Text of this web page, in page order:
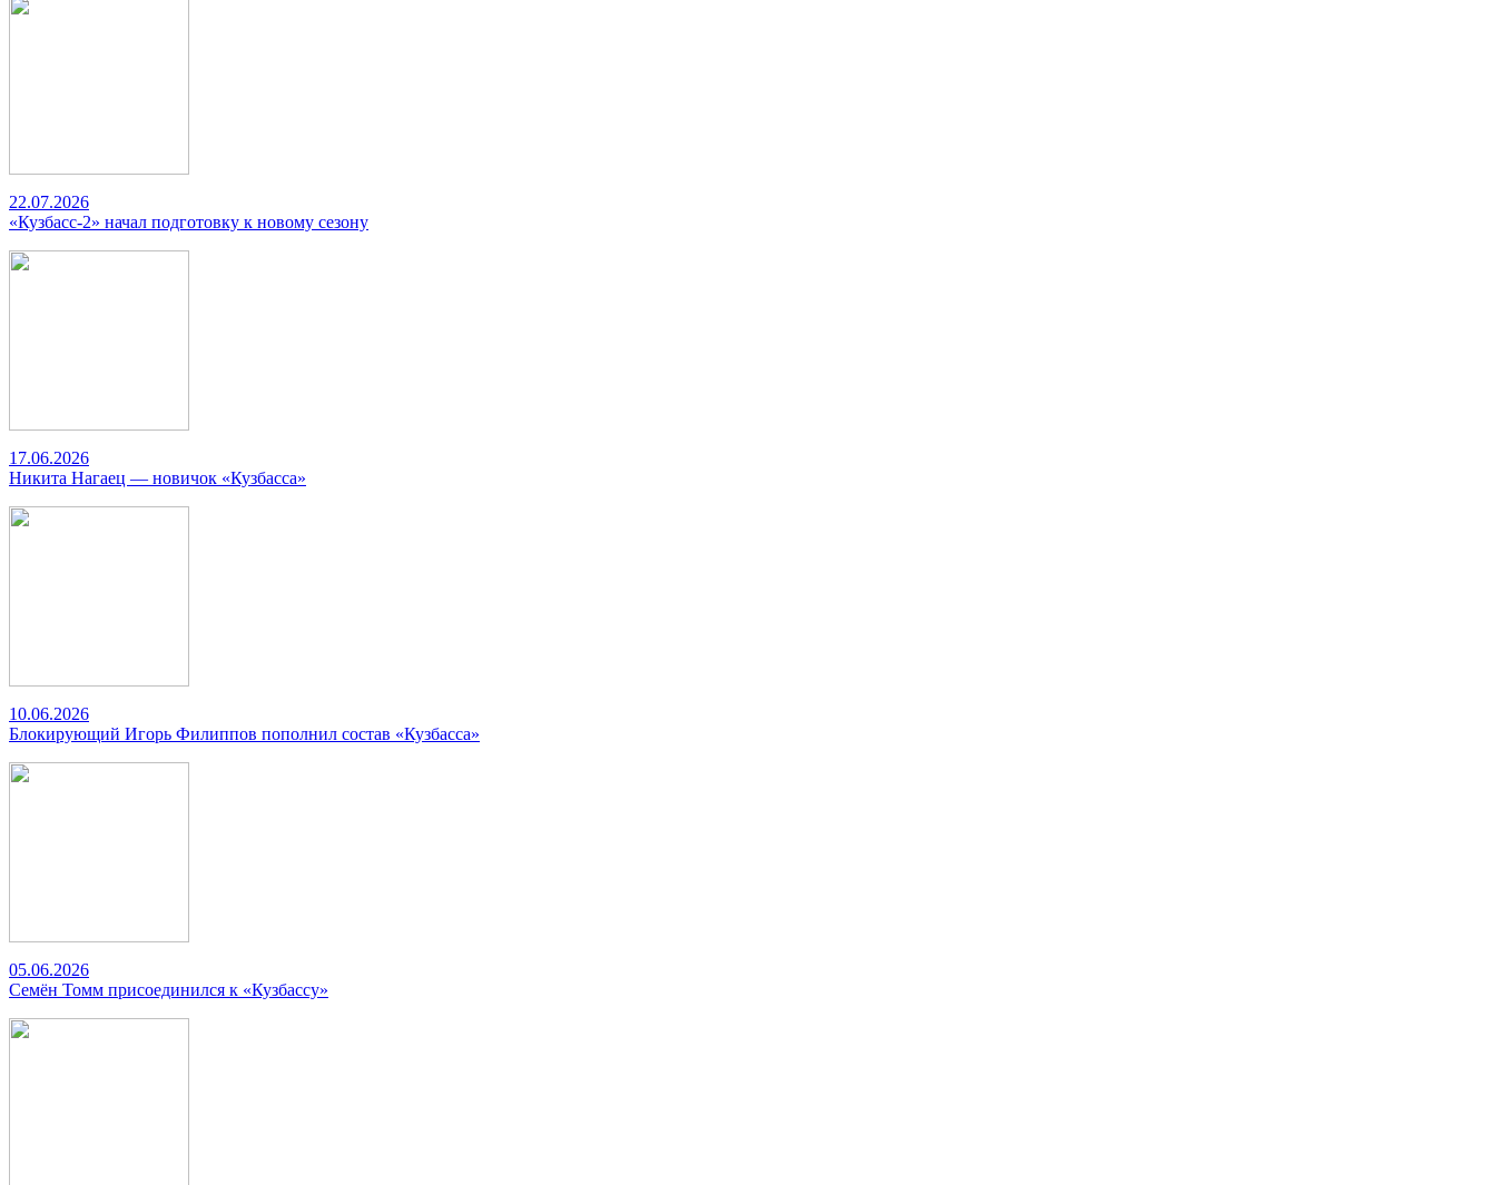
22.07.2026
«Кузбасс-2» начал подготовку к новому сезону
17.06.2026
Никита Нагаец — новичок «Кузбасса»
10.06.2026
Блокирующий Игорь Филиппов пополнил состав «Кузбасса»
05.06.2026
Семён Томм присоединился к «Кузбассу»